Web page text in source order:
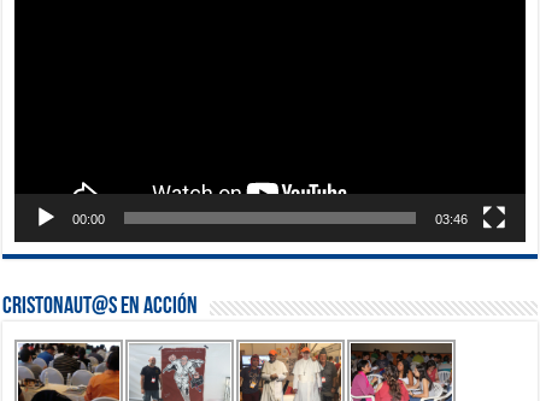
00:00 03:46
Cristonaut@s en Acción